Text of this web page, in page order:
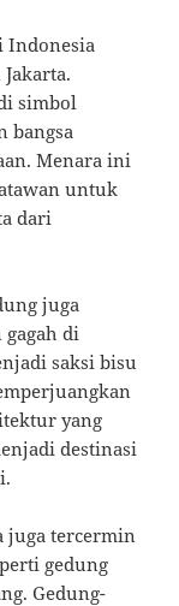
Indonesia
simbol
bangsa
Menara ini
untuk
dari
juga
di
saksi bisu
yang
destinasi
juga tercermin
gedung
Gedung-